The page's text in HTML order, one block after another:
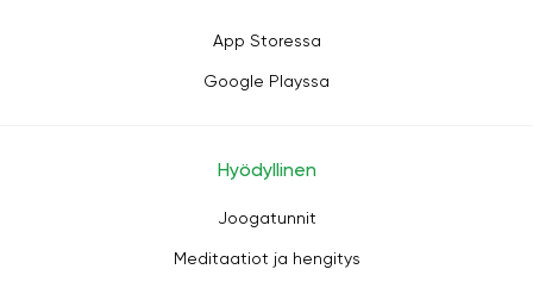
App Storessa
Google Playssa
Hyödyllinen
Joogatunnit
Meditaatiot ja hengitys